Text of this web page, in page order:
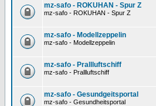
mz-safo - ROKUHAN - Spur Z
mz-safo - ROKUHAN - Spur Z
mz-safo - Modellzeppelin
mz-safo - Modellzeppelin
mz-safo - Prallluftschiff
mz-safo - Prallluftschiff
mz-safo - Gesundgeitsportal
mz-safo - Gesundheitsportal